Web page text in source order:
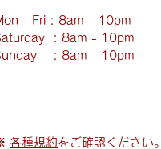
- Fri : 8am - 10pm
: 8am - 10pm
: 8am - 10pm
各種規約をご確認ください。